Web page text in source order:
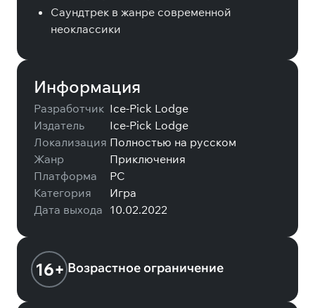
Саундтрек в жанре современной
неоклассики
Информация
Разработчик Ice-Pick Lodge
Издатель
Ice-Pick Lodge
Локализация Полностью на русском
Жанр
Приключения
Платформа
PC
Категория
Игра
Дата выхода 10.02.2022
16+ Возрастное ограничение